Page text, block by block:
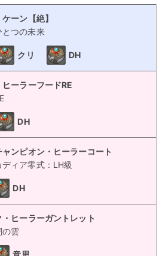
ーン【絶】
とつの未来
クリ DH
ーラーフードRE
DH
ンピオン・ヒーラーコート
ディア零式：LH級
DH
ヒーラーガントレット
の雲